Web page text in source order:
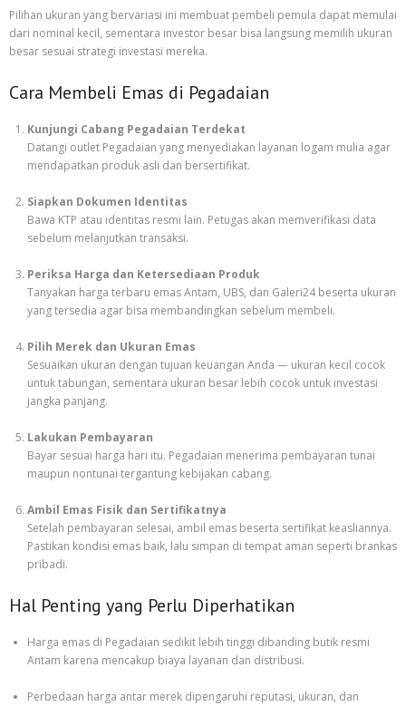
Pilihan ukuran yang bervariasi ini membuat pembeli pemula dapat memulai
dari nominal kecil, sementara investor besar bisa langsung memilih ukuran
besar sesuai strategi investasi mereka.
Cara Membeli Emas di Pegadaian
Kunjungi Cabang Pegadaian Terdekat
Datangi outlet Pegadaian yang menyediakan layanan logam mulia agar
mendapatkan produk asli dan bersertifikat.
Siapkan Dokumen Identitas
Bawa KTP atau identitas resmi lain. Petugas akan memverifikasi data
sebelum melanjutkan transaksi.
Periksa Harga dan Ketersediaan Produk
Tanyakan harga terbaru emas Antam, UBS, dan Galeri24 beserta ukuran
yang tersedia agar bisa membandingkan sebelum membeli.
Pilih Merek dan Ukuran Emas
Sesuaikan ukuran dengan tujuan keuangan Anda — ukuran kecil cocok
untuk tabungan, sementara ukuran besar lebih cocok untuk investasi
jangka panjang.
Lakukan Pembayaran
Bayar sesuai harga hari itu. Pegadaian menerima pembayaran tunai
maupun nontunai tergantung kebijakan cabang.
Ambil Emas Fisik dan Sertifikatnya
Setelah pembayaran selesai, ambil emas beserta sertifikat keasliannya.
Pastikan kondisi emas baik, lalu simpan di tempat aman seperti brankas
pribadi.
Hal Penting yang Perlu Diperhatikan
Harga emas di Pegadaian sedikit lebih tinggi dibanding butik resmi
Antam karena mencakup biaya layanan dan distribusi.
Perbedaan harga antar merek dipengaruhi reputasi, ukuran, dan